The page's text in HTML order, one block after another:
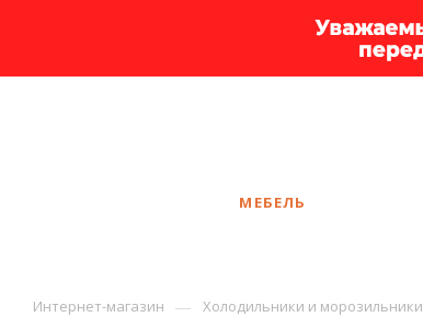
МЕБЕЛЬ
Интернет-магазин — Холодильники и морозильники